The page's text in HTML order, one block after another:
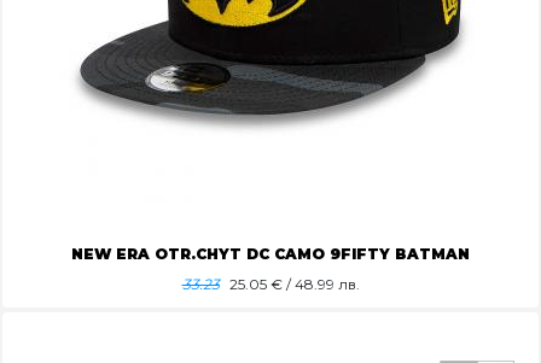
NEW ERA OTR.CHYT DC CAMO 9FIFTY BATMAN
33.23 25.05€ / 48.99 лв.